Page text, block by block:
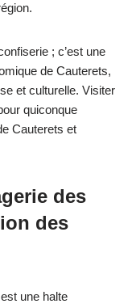
; c’est une
de Cauterets,
et culturelle. Visiter
quiconque
Cauterets et
des
des
une halte